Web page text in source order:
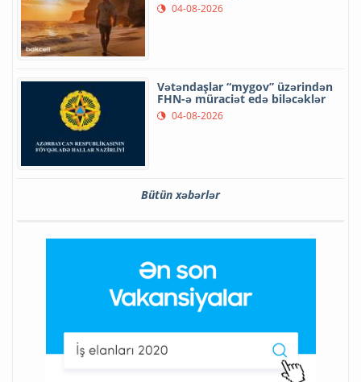
04-08-2026
Vətəndaşlar “mygov” üzərindən
FHN-ə müraciət edə biləcəklər
04-08-2026
Bütün xəbərlər